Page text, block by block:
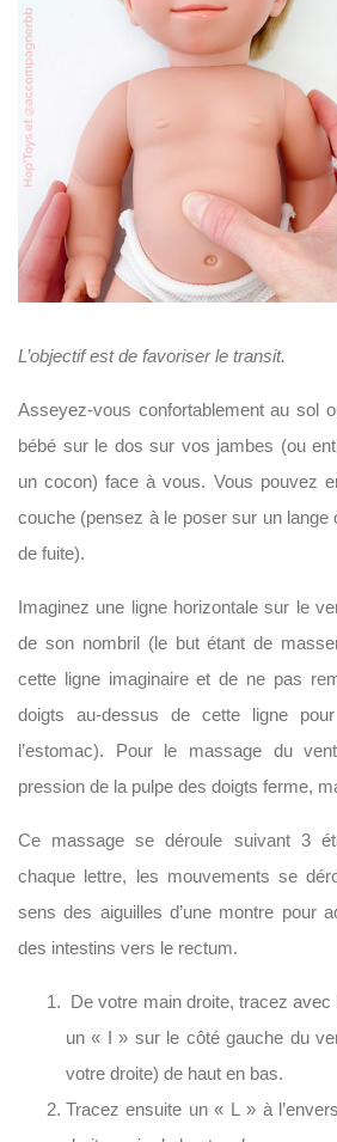
L’objectif est de favoriser le transit.
Asseyez-vous confortablement au sol
bébé sur le dos sur vos jambes (ou
un cocon) face à vous. Vous pouvez
couche (pensez à le poser sur un lange
de fuite).
Imaginez une ligne horizontale sur le
de son nombril (le but étant de
cette ligne imaginaire et de ne pas
doigts au-dessus de cette ligne
l’estomac). Pour le massage du
pression de la pulpe des doigts ferme,
Ce massage se déroule suivant 3
chaque lettre, les mouvements se
sens des aiguilles d’une montre pour
des intestins vers le rectum.
De votre main droite, tracez
un « I » sur le côté gauche du
votre droite) de haut en bas.
Tracez ensuite un « L » à